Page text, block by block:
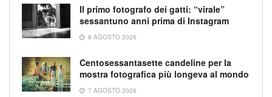
Il primo fotografo dei gatti: “virale”
sessantuno anni prima di Instagram
8 AGOSTO 2026
Centosessantasette candeline per la
mostra fotografica più longeva al mondo
7 AGOSTO 2026